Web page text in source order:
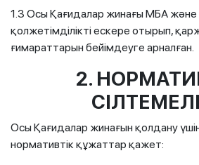
1.3 Осы Қағидалар жинағы МБА және
қолжетімділікті ескере отырып,
ғимараттарын бейімдеуге арналған.
2.
Осы Қағидалар жинағын қолдану
нормативтік құжаттар қажет: